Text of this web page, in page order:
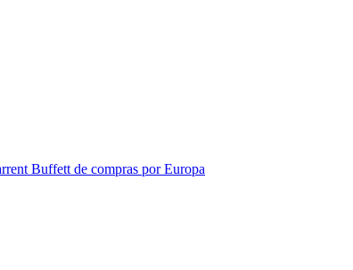
Buffett de compras por Europa